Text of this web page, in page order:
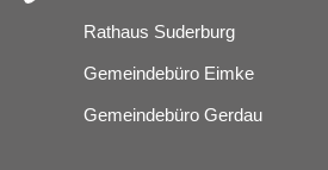
Rathaus Suderburg
Gemeindebüro Eimke
Gemeindebüro Gerdau